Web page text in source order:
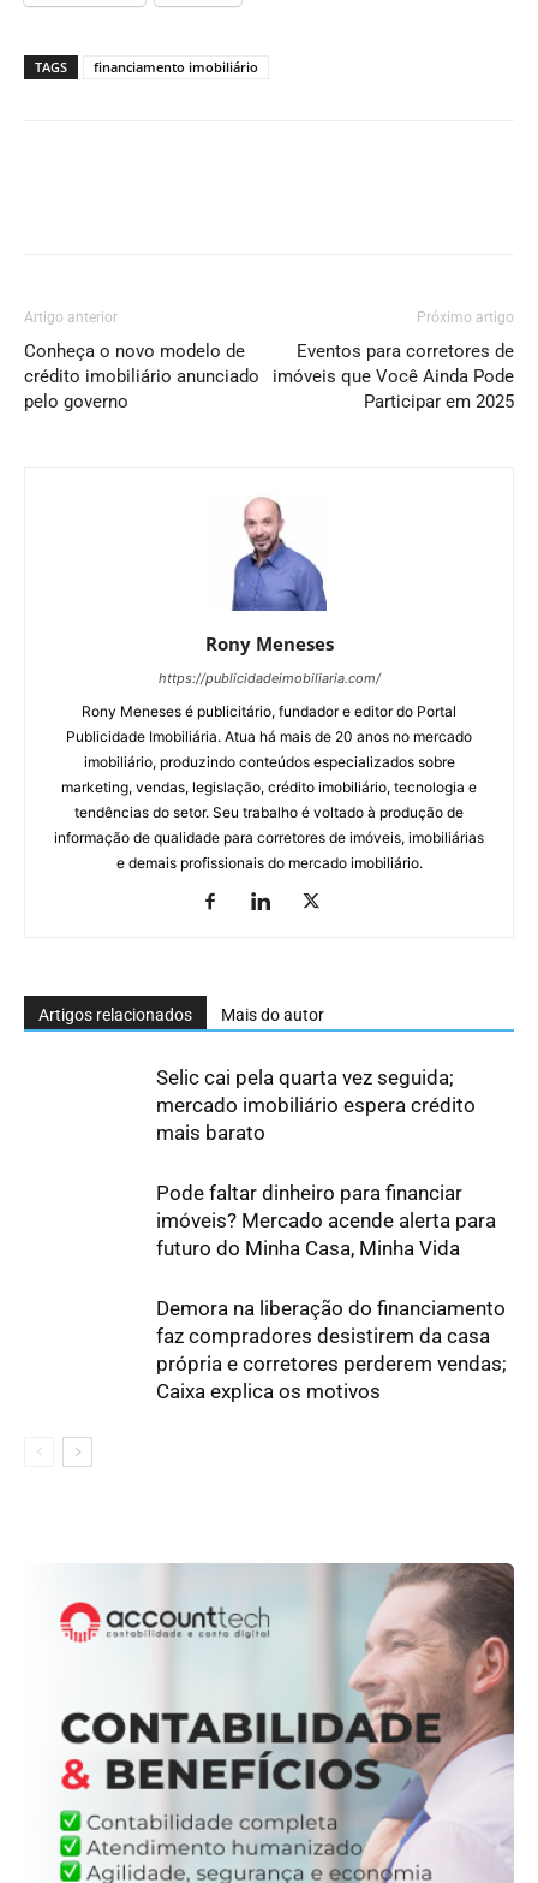
TAGS financiamento imobiliário
Artigo anterior
Conheça o novo modelo de
crédito imobiliário anunciado
pelo governo
Próximo artigo
Eventos para corretores de
imóveis que Você Ainda Pode
Participar em 2025
Rony Meneses
https://publicidadeimobiliaria.com/
Rony Meneses é publicitário, fundador e editor do Portal
Publicidade Imobiliária. Atua há mais de 20 anos no mercado
imobiliário, produzindo conteúdos especializados sobre
marketing, vendas, legislação, crédito imobiliário, tecnologia e
tendências do setor. Seu trabalho é voltado à produção de
informação de qualidade para corretores de imóveis, imobiliárias
e demais profissionais do mercado imobiliário.
Artigos relacionados Mais do autor
Selic cai pela quarta vez seguida;
mercado imobiliário espera crédito
mais barato
Pode faltar dinheiro para financiar
imóveis? Mercado acende alerta para
futuro do Minha Casa, Minha Vida
Demora na liberação do financiamento
faz compradores desistirem da casa
própria e corretores perderem vendas;
Caixa explica os motivos